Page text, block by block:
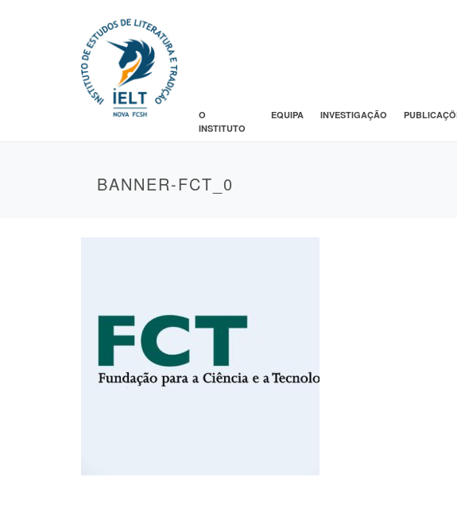
O
INSTITUTO
EQUIPA INVESTIGAÇÃO
BANNER-FCT_0